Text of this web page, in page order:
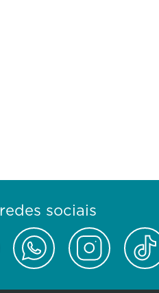
sociais